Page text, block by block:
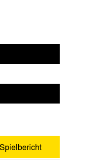
Spielbericht